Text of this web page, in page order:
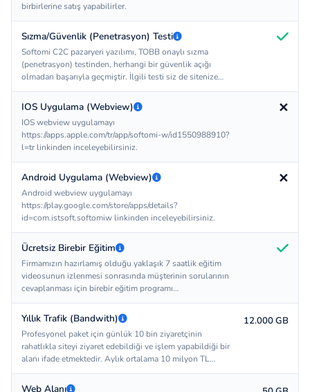
birbirlerine satış yapabilirler.
Sızma/Güvenlik (Penetrasyon) Testi
Softomi C2C pazaryeri yazılımı, TOBB onaylı sızma
(penetrasyon) testinden, herhangi bir güvenlik açığı
olmadan başarıyla geçmiştir. İlgili testi siz de sitenize
özel olarak yaptırarak Güvenli Eticaret damgasını
kolaylıkla alabilirsiniz.
IOS Uygulama (Webview)
IOS webview uygulamayı
https://apps.apple.com/tr/app/softomi-w/id1550988910?
l=tr linkinden inceleyebilirsiniz.
✕
Android Uygulama (Webview)
Android webview uygulamayı
https://play.google.com/store/apps/details?
id=com.istsoft.softomiw linkinden inceleyebilirsiniz.
✕
Ücretsiz Birebir Eğitim
Firmamızın hazırlamış olduğu yaklaşık 7 saatlik eğitim
videosunun izlenmesi sonrasında müşterinin sorularının
cevaplanması için birebir eğitim programı
düzenlenmektedir.
Yıllık Trafik (Bandwith)
Profesyonel paket için günlük 10 bin ziyaretçinin
rahatlıkla siteyi ziyaret edebildiği ve işlem yapabildiği bir
alanı ifade etmektedir. Aylık ortalama 10 milyon TL
civarında ciroya tekabül etmektedir.
12.000 GB
Web Alanı